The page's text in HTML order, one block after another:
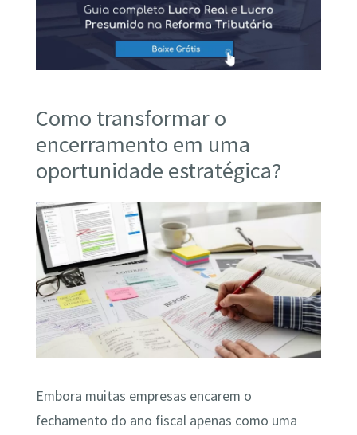
Como transformar o
encerramento em uma
oportunidade estratégica?
Embora muitas empresas encarem o
fechamento do ano fiscal apenas como uma